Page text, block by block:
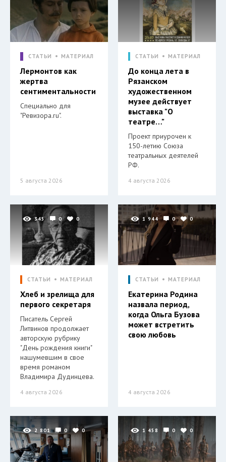
СТАТЬИ МАТЕРИАЛ
Лермонтов как
жертва
сентиментальности
Специально для
"Ревизора.ru".
5 августа 2026
СТАТЬИ МАТЕРИАЛ
До конца лета в
Рязанском
художественном
музее действует
выставка "О
театре…"
Проект приурочен к
150-летию Союза
театральных деятелей
РФ.
4 августа 2026
345 0 0
СТАТЬИ МАТЕРИАЛ
Хлеб и зрелища для
первого секретаря
Писатель Сергей
Литвинов продолжает
авторскую рубрику
"День рождения книги"
нашумевшим в свое
время романом
Владимира Дудинцева.
4 августа 2026
1 944 0 0
СТАТЬИ МАТЕРИАЛ
Екатерина Родина
назвала период,
когда Ольга Бузова
может встретить
свою любовь
4 августа 2026
2 801 0 0 1 458 0 0